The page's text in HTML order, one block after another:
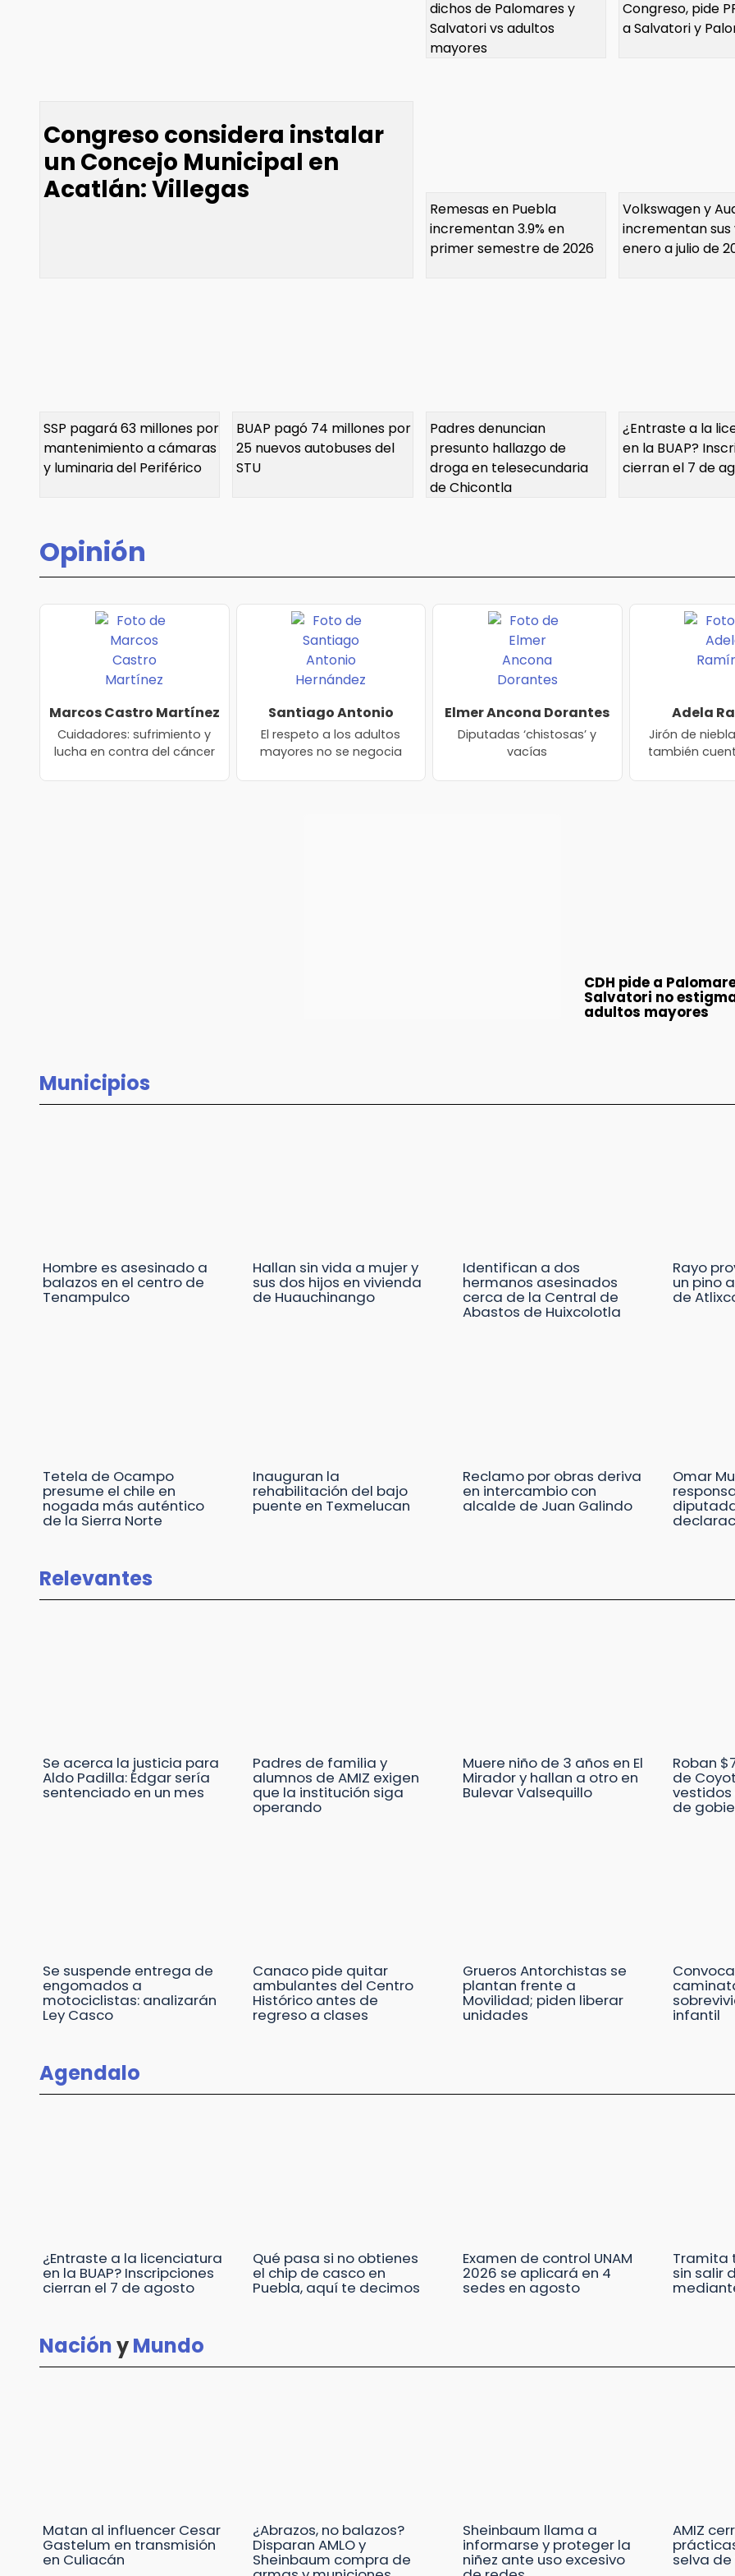
Congreso considera instalar
un Concejo Municipal en
Acatlán: Villegas
dichos de Palomares y
Salvatori vs adultos
mayores
Congreso, pide
a Salvatori y
Remesas en Puebla
incrementan 3.9% en
primer semestre de 2026
Volkswagen y
incrementan sus
enero a julio de
SSP pagará 63 millones por
mantenimiento a cámaras
y luminaria del Periférico
BUAP pagó 74 millones por
25 nuevos autobuses del
STU
Padres denuncian
presunto hallazgo de
droga en telesecundaria
de Chicontla
¿Entraste a la
en la BUAP?
cierran el 7 de
Opinión
Marcos Castro Martínez
Cuidadores: sufrimiento y
lucha en contra del cáncer
Santiago Antonio
Hernández
El respeto a los adultos
mayores no se negocia
Elmer Ancona Dorantes
Diputadas ‘chistosas’ y
vacías
Adela
Jirón de
también
CDH pide a
Salvatori no
adultos mayores
Municipios
Hombre es asesinado a
balazos en el centro de
Tenampulco
Hallan sin vida a mujer y
sus dos hijos en vivienda
de Huauchinango
Identifican a dos
hermanos asesinados
cerca de la Central de
Abastos de Huixcolotla
Rayo
un pino
de
Tetela de Ocampo
presume el chile en
nogada más auténtico
de la Sierra Norte
Inauguran la
rehabilitación del bajo
puente en Texmelucan
Reclamo por obras deriva
en intercambio con
alcalde de Juan Galindo
Omar
Relevantes
Se acerca la justicia para
Aldo Padilla: Édgar sería
sentenciado en un mes
Padres de familia y
alumnos de AMIZ exigen
que la institución siga
operando
Muere niño de 3 años en El
Mirador y hallan a otro en
Bulevar Valsequillo
Roban
de
de
Se suspende entrega de
engomados a
motociclistas: analizarán
Ley Casco
Canaco pide quitar
ambulantes del Centro
Histórico antes de
regreso a clases
Grueros Antorchistas se
plantan frente a
Movilidad; piden liberar
unidades infantil
Agendalo
¿Entraste a la licenciatura
en la BUAP? Inscripciones
cierran el 7 de agosto
Qué pasa si no obtienes
el chip de casco en
Puebla, aquí te decimos
Examen de control UNAM
2026 se aplicará en 4
sedes en agosto
Tramita
sin salir
NaciónyMundo
Matan al influencer Cesar
Gastelum en transmisión
en Culiacán
¿Abrazos, no balazos?
Disparan AMLO y
Sheinbaum compra de
Sheinbaum llama a
informarse y proteger la
niñez ante uso excesivo
AMIZ
selva de